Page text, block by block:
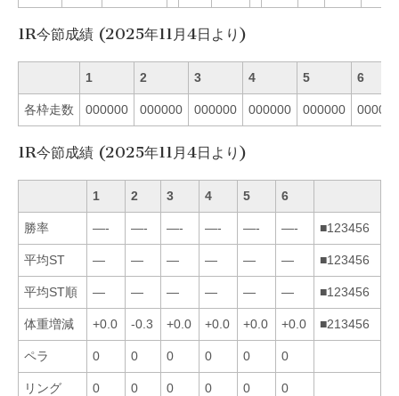
1R今節成績 (2025年11月4日より)
1 2 3 4 5 6
各枠走数 000000 000000 000000 000000 000000 000000
1R今節成績 (2025年11月4日より)
1 2 3 4 5 6
勝率 —- —- —- —- —- —- ■123456
平均ST — — — — — — ■123456
平均ST順 — — — — — — ■123456
体重増減 +0.0 -0.3 +0.0 +0.0 +0.0 +0.0 ■213456
ペラ 0 0 0 0 0 0
リング 0 0 0 0 0 0